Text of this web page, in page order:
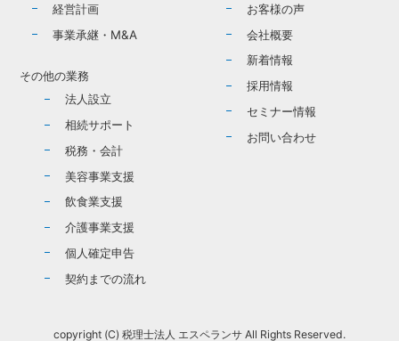
経営計画
事業承継・M&A
その他の業務
法人設立
相続サポート
税務・会計
美容事業支援
飲食業支援
介護事業支援
個人確定申告
契約までの流れ
お客様の声
会社概要
新着情報
採用情報
セミナー情報
お問い合わせ
copyright (C) 税理士法人 エスペランサ All Rights Reserved.